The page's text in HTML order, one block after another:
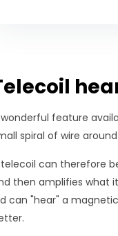
feature
spiral of wire
can therefore
then amplifies what
can "hear" a